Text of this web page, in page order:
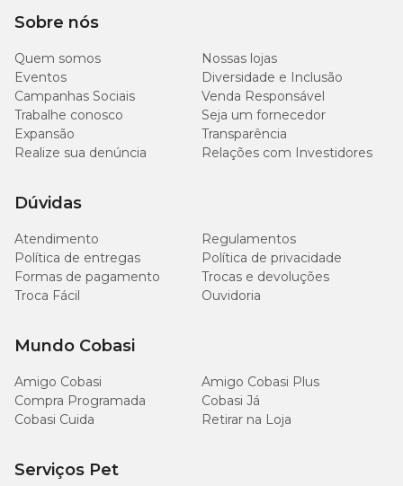
Sobre nós
Quem somos
Nossas lojas
Eventos
Diversidade e Inclusão
Campanhas Sociais
Venda Responsável
Trabalhe conosco
Seja um fornecedor
Expansão
Transparência
Realize sua denúncia
Relações com Investidores
Dúvidas
Atendimento
Regulamentos
Política de entregas
Política de privacidade
Formas de pagamento
Trocas e devoluções
Troca Fácil
Ouvidoria
Mundo Cobasi
Amigo Cobasi
Amigo Cobasi Plus
Compra Programada
Cobasi Já
Cobasi Cuida
Retirar na Loja
Serviços Pet